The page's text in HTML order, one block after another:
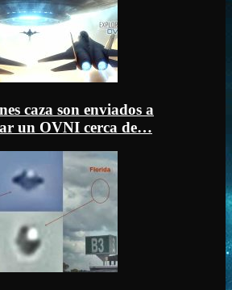
caza son enviados a
un OVNI cerca de…